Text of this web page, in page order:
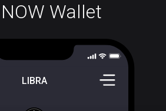
Wallet
LIBRA